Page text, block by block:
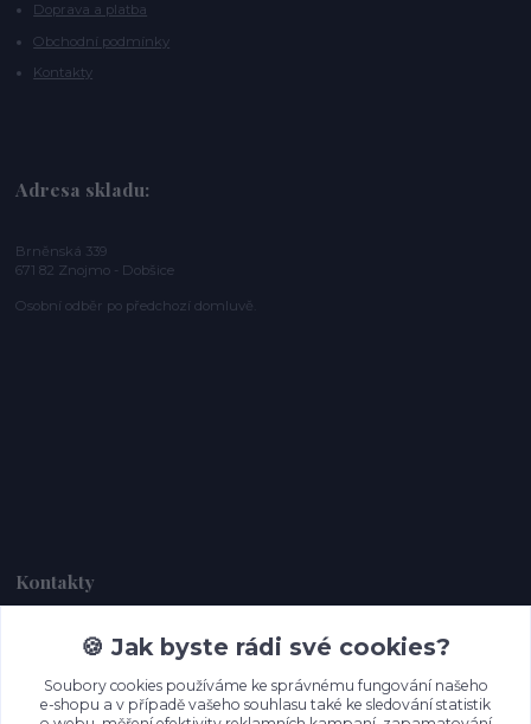
Doprava a platba
Obchodní podmínky
Kontakty
Adresa skladu:
Brněnská 339
671 82 Znojmo - Dobšice
Osobní odběr po předchozí domluvě.
Kontakty
Dagmar Handlová
+420 734 380 930
(Po-Ne, 8-20 hod.)
🍪 Jak byste rádi své cookies?
Soubory cookies používáme ke správnému fungování našeho
e-shopu a v případě vašeho souhlasu také ke sledování statistik